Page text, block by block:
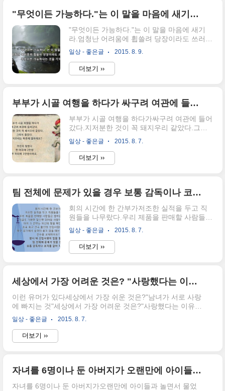
"무엇이든 가능하다."는 이 말을 마음에 새기라. 엄청난 어려움에 휩쓸려 당장이라도 쓰러질것 같을때 무엇이든 가능하다는 것을 기억하고 신뢰하라. 당장은 출구가 보이지 않고...
"무엇이든 가능하다."는 이 말을 마음에 새기
라.엄청난 어려움에 휩쓸려 당장이라도 쓰러질
것 같을때무엇이든 가능하다는 것을 기억하고
신뢰하라.당장은 출구가 보이지 않고온 세상이
겹겹이 나를 둘러싸고포위망을 좁혀 오는 느낌
이 들 수도 있다.하지만 믿음을 잃지말라.상황
일상 - 좋은글 2015. 8. 9.
더보기 ››
부부가 시골 여행을 하다가 싸구려 여관에 들어갔다. 지저분한 것이 꼭 돼지우리 같았다.
부부가 시골 여행을 하다가싸구려 여관에 들어
갔다.지저분한 것이 꼭 돼지우리 같았다.그래
서 물었다."이 돼지우리는 하루에 얼마예
요?"주인이 말했다"한 마리에 2만원,두 마리에
3만 원이에요."
일상 - 좋은글 2015. 8. 7.
더보기 ››
팀 전체에 문제가 있을 경우 보통 감독이나 코치를 갈아 치우지요.
회의 시간에 한 간부가저조한 실적을 두고 직
원들을 나무랐다.우리 제품을 판매할 사람들은
얼마든지 있습니다.지금도 기회만 닿으면 뛰어
들 사람이 줄을 섰어요.이어 그 간부는 자신의
말을 확인하려는 듯프로 축구 선수 출신의 신
입사원에게 물었다."축구 경기에서 성적이 좋
에 문제가 있을 경우 보통 감독이나 코치를 갈
일상 - 좋은글 2015. 8. 7.
더보기 ››
세상에서 가장 어려운 것은? "사랑했다는 이유로 서로 60년 넘게 살아줘야 하는 것."
이런 유머가 있다세상에서 가장 쉬운 것은?"남녀가 서로 사랑
에 빠지는 것"세상에서 가장 어려운 것은?"사랑했다는 이유로
서로 60년 넘게 살아줘야 하는 것."
일상 - 좋은글 2015. 8. 7.
더보기 ››
자녀를 6명이나 둔 아버지가 오랜만에 아이들과 놀면서 물었다. 우리 집에서 엄마 말을 제일 잘 듣는 사람이 누구지?
자녀를 6명이나 둔 아버지가오랜만에 아이들과 놀면서 물었